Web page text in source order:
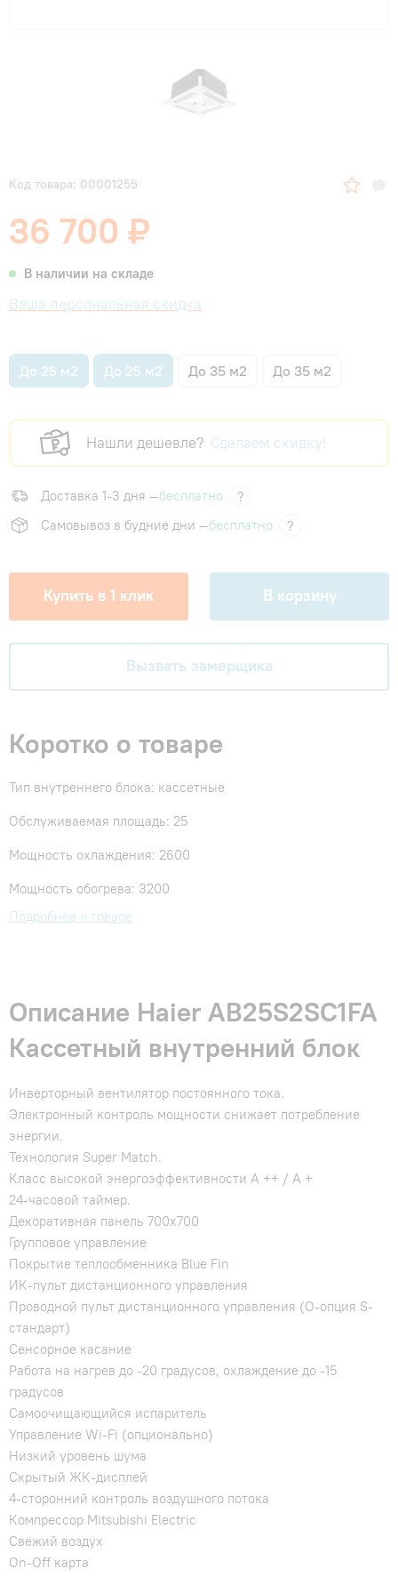
Код товара: 00001255
36 700 ₽
В наличии на складе
Ваша персональная скидка
До 25 м2 До 25 м2 До 35 м2 До 35 м2
Нашли дешевле? Сделаем скидку!
Доставка 1-3 дня —бесплатно
?
Самовывоз в будние дни —бесплатно ?
Купить в 1 клик В корзину
Вызвать замерщика
Коротко о товаре
Тип внутреннего блока: кассетные
Обслуживаемая площадь: 25
Мощность охлаждения: 2600
Мощность обогрева: 3200
Подробнее о товаре
Описание Haier AB25S2SC1FA
Кассетный внутренний блок
Инверторный вентилятор постоянного тока.
Электронный контроль мощности снижает потребление
энергии.
Технология Super Match.
Класс высокой энергоэффективности A ++ / A +
24-часовой таймер.
Декоративная панель 700х700
Групповое управление
Покрытие теплообменника Blue Fin
ИК-пульт дистанционного управления
Проводной пульт дистанционного управления (O-опция S-
стандарт)
Сенсорное касание
Работа на нагрев до -20 градусов, охлаждение до -15
градусов
Самоочищающийся испаритель
Управление Wi-Fi (опционально)
Низкий уровень шума
Скрытый ЖК-дисплей
4-сторонний контроль воздушного потока
Компрессор Mitsubishi Electric
Свежий воздух
On-Off карта